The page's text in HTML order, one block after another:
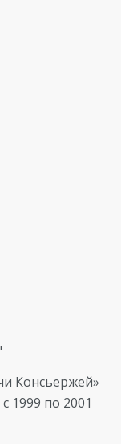
Консьержей»
1999 по 2001